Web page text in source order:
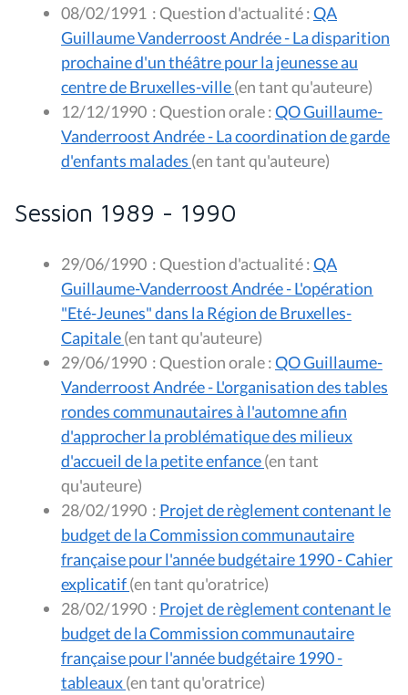
08/02/1991 : Question d'actualité :QA
Guillaume Vanderroost Andrée - La disparition
prochaine d'un théâtre pour la jeunesse au
centre de Bruxelles-ville
(en tant qu'auteure)
12/12/1990 : Question orale :QO Guillaume-
Vanderroost Andrée - La coordination de garde
d'enfants malades
(en tant qu'auteure)
Session 1989 - 1990
29/06/1990 : Question d'actualité :QA
Guillaume-Vanderroost Andrée - L'opération
"Eté-Jeunes" dans la Région de Bruxelles-
Capitale
(en tant qu'auteure)
29/06/1990 : Question orale :QO Guillaume-
Vanderroost Andrée - L'organisation des tables
rondes communautaires à l'automne afin
d'approcher la problématique des milieux
d'accueil de la petite enfance(en tant
qu'auteure)
28/02/1990 : Projet de règlement contenant le
budget de la Commission communautaire
française pour l'année budgétaire 1990 - Cahier
explicatif
(en tant qu'oratrice)
28/02/1990 : Projet de règlement contenant le
budget de la Commission communautaire
française pour l'année budgétaire 1990 -
tableaux
(en tant qu'oratrice)